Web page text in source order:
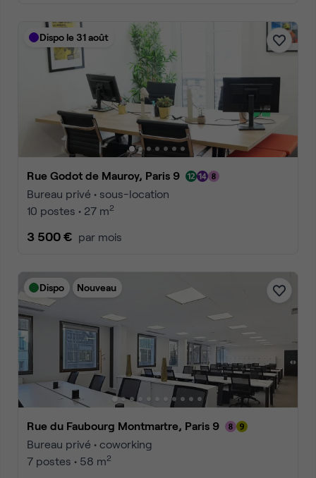
Dispo le 31 août
Rue Godot de Mauroy, Paris 9
Bureau privé • sous-location
10 postes • 27 m2
3 500 € par mois
Dispo Nouveau
Rue du Faubourg Montmartre, Paris 9
Bureau privé • coworking
7 postes • 58 m2